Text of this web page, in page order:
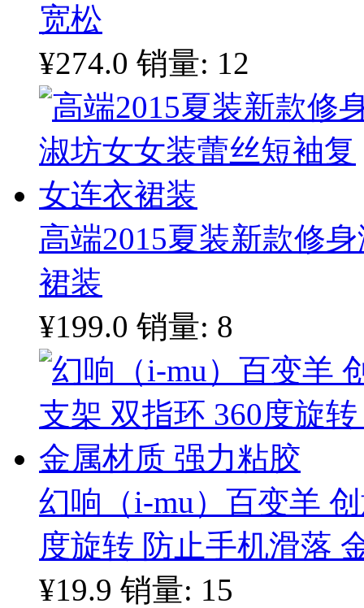
宽松
¥274.0 销量: 12
高端2015夏装新款修
裙装
¥199.0 销量: 8
幻响（i-mu）百变羊
度旋转 防止手机滑落
¥19.9 销量: 15